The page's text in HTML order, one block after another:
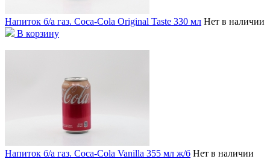
Напиток б/а газ. Coca-Cola Original Taste 330 мл Нет в наличии
В корзину
Напиток б/а газ. Coca-Cola Vanilla 355 мл ж/б Нет в наличии